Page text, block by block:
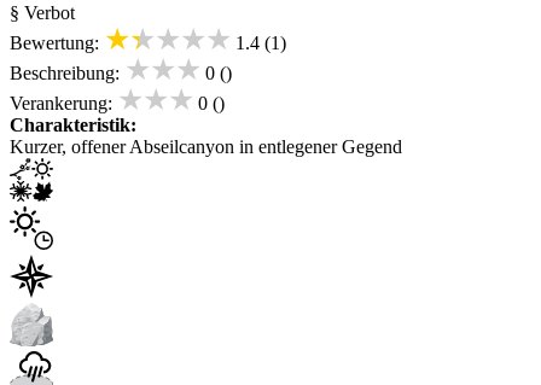
§ Verbot
Bewertung: ★★★★★ 1.4 (1)
Beschreibung: ★★★ 0 ()
Verankerung: ★★★ 0 ()
Charakteristik:
Kurzer, offener Abseilcanyon in entlegener Gegend